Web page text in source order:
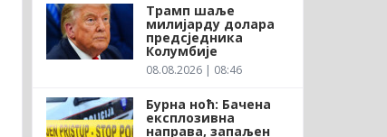
Трамп шаље
милијарду долара
предсједника
Колумбије
08.08.2026 | 08:46
Бурна ноћ: Бачена
експлозивна
направа, запаљен